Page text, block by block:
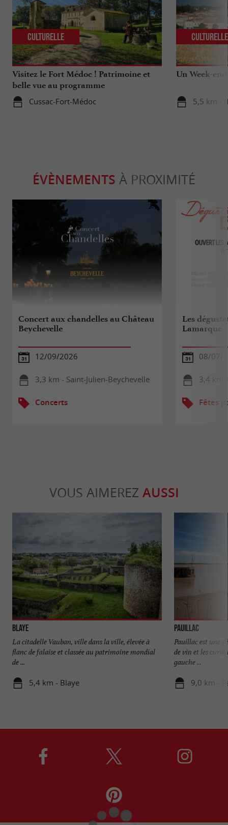
Visitez le Fort Médoc ! Patrimoine et
belle vue au programme
Cussac-Fort-Médoc
Culturelle
Un Week-
5,5 km -
Culturelle
ÉVÈNEMENTS À PROXIMITÉ
Concert aux chandelles au Château
Beychevelle
12/09/2026
3,3 km - Saint-Julien-Beychevelle
Concerts
Les
Lamarque
08/07/
3,4 km
Fêtes
VOUS AIMEREZ AUSSI
Blaye
La citadelle Vauban, ville dans la ville, élevée à
flanc de falaise et classée au patrimoine mondial
de ...
5,4 km - Blaye
Pauillac
Pauillac est une
de vin et les
gauche ...
9,0 km -